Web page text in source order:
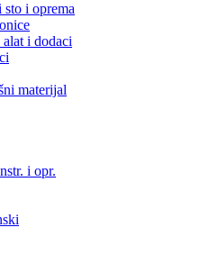
i oprema
alat i dodaci
materijal
i opr.